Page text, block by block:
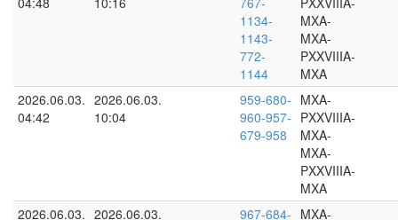
1134-
1143-
772-
1144
MXA-
MXA-
PXXVIIIA-
MXA
2026.06.03.
04:42
2026.06.03.
10:04
959-680-
960-957-
679-958
MXA-
PXXVIIIA-
MXA-
MXA-
PXXVIIIA-
MXA
2026.06.03. 2026.06.03. 967-684- MXA-